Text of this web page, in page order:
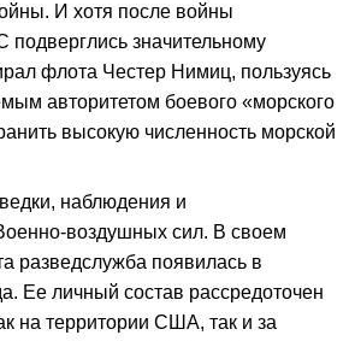
И хотя после войны
значительному
флота Честер Нимиц, пользуясь
авторитетом боевого «морского
высокую численность морской
наблюдения и
воздушных сил. В своем
разведслужба появилась в
Ее личный состав рассредоточен
на территории США, так и за